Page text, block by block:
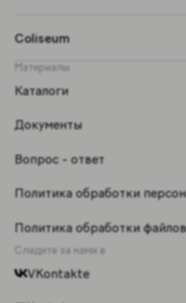
Coliseum
Материалы
Каталоги
Документы
Вопрос - ответ
Политика обработки
Политика обработки
Следите за нами в
VKontakte